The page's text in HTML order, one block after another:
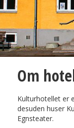
Om
Kulturhotellet er
desuden huser
Egnsteater.